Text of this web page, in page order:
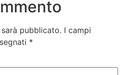
pubblicato. I campi
*